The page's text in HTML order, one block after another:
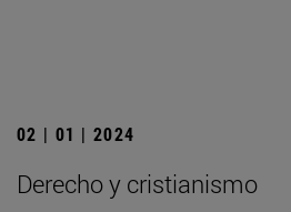
02 | 01 | 2024
Derecho y cristianismo